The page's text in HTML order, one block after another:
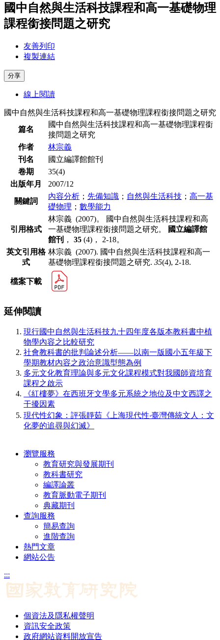
國中自然與生活科技課程和高一基礎物理
課程銜接問題之研究
友善列印
複製連結
分享
線上閱讀
國中自然與生活科技課程和高一基礎物理課程銜接問題之研究
篇名
國中自然與生活科技課程和高一基礎物理課程銜
接問題之研究
作者
林宗義
刊名
國立編譯館館刊
卷期
35(4)
出版年月
2007/12
關鍵詞
內容分析 ； 先備知識 ； 自然與生活科技 ； 高一基
礎物理 ； 數學能力
引用格式
林宗義 (2007)。 國中自然與生活科技課程和高
一基礎物理課程銜接問題之研究。
國立編譯館
館刊
， 35 (4)， 2-18。
英文引用格
式
林宗義 (2007). 國中自然與生活科技課程和高一
基礎物理課程銜接問題之研究. 35(4), 2-18.
檔案下載
延伸閱讀
現行國中自然與生活科技九十四年度各版本教科書中植
物學內容之比較研究
社會教科書的批判論述分析——以南一版國小五年級下
學期教材內容之政治意識型態為例
多元文化教育理論與多元文化課程模式對我國師資培育
課程之啟示
《紅樓夢》在西班牙文學多元系統之地位及中文西譯之
干擾因素
現代性幻象：評張靜茹《上海現代性‧臺灣傳統文人：文
化夢的追尋與幻滅》
瀏覽服務
教育研究與發展期刊
教科書研究
編譯論叢
教育脈動電子期刊
典藏期刊
查詢服務
簡易查詢
進階查詢
熱門文章
網站公告
:::
個資法及隱私權聲明
資訊安全政策
政府網站資料開放宣告